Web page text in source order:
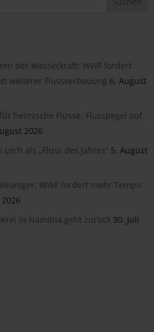
der Wasserkraft: WWF fordert
weiterer Flussverbauung 6. August
heimische Flüsse: Flusspegel auf
2026
als „Fluss des Jahres“ 5. August
WWF fordert mehr Tempo
in Namibia geht zurück 30. Juli